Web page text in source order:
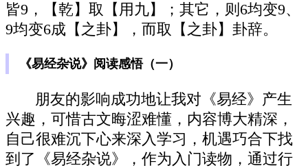
皆9，【乾】取【用九】；其它，则6均变9、
9均变6成【之卦】，而取【之卦】卦辞。
《易经杂说》阅读感悟（一）
朋友的影响成功地让我对《易经》产生
兴趣，可惜古文晦涩难懂，内容博大精深，
自己很难沉下心来深入学习，机遇巧合下找
到了《易经杂说》，作为入门读物，通过行